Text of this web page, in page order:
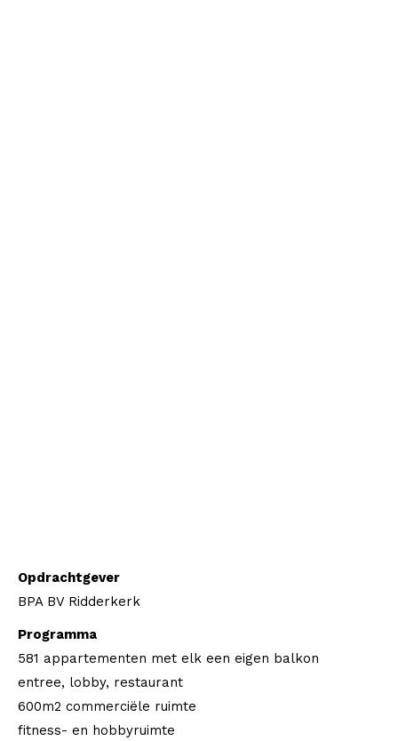
Opdrachtgever
BPA BV Ridderkerk
Programma
581 appartementen met elk een eigen balkon
entree, lobby, restaurant
600m2 commerciële ruimte
fitness- en hobbyruimte